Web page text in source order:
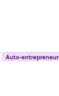
Auto-entrepreneur